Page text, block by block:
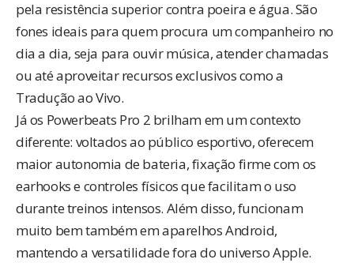
pela resistência superior contra poeira e água. São
fones ideais para quem procura um companheiro no
dia a dia, seja para ouvir música, atender chamadas
ou até aproveitar recursos exclusivos como a
Tradução ao Vivo.
Já os Powerbeats Pro 2 brilham em um contexto
diferente: voltados ao público esportivo, oferecem
maior autonomia de bateria, fixação firme com os
earhooks e controles físicos que facilitam o uso
durante treinos intensos. Além disso, funcionam
muito bem também em aparelhos Android,
mantendo a versatilidade fora do universo Apple.